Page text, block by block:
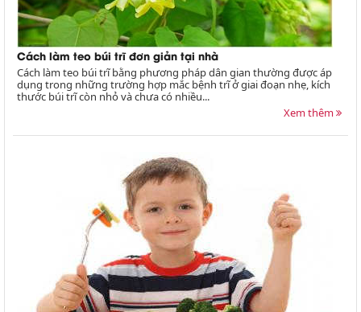
Cách làm teo búi trĩ đơn giản tại nhà
Cách làm teo búi trĩ bằng phương pháp dân gian thường được áp
dụng trong những trường hợp mắc bệnh trĩ ở giai đoạn nhẹ, kích
thước búi trĩ còn nhỏ và chưa có nhiều...
Xem thêm